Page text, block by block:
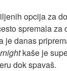
opcija za
spremala
je danas
kaše je
dok spavaš.